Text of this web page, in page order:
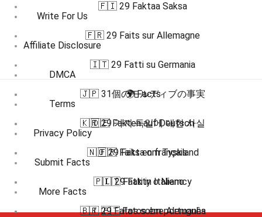
Write For Us
Affiliate Disclosure
DMCA
Terms
Privacy Policy
Submit Facts
More Facts
🇫🇮 29 Faktaa Saksa
🇫🇷 29 Faits sur Allemagne
🇮🇹 29 Fatti su Germania
🇯🇵 31個のモルディブの事実
🇰🇷 29 가지 독일에 대한 사실
🇳🇴 29 Fakta om Tyskland
🇵🇱 29 Fakty o Niemcy
🇵🇹 29 Fatos sobre Alemanha
🌍 Facts
🇩🇪 Fakten auf Deutsch
🇫🇷 Faits en français
🇮🇹 Fatti in Italiano
🇧🇷 🇵🇹 Fatos em português